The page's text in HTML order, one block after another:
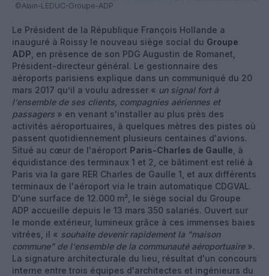
©Alain-LEDUC-Groupe-ADP
Le Président de la République François Hollande a
inauguré à Roissy le nouveau siège social du Groupe
ADP , en présence de son PDG Augustin de Romanet,
Président-directeur général. Le gestionnaire des
aéroports parisiens explique dans un communiqué du 20
mars 2017 qu’il a voulu adresser « un signal fort à
l'ensemble de ses clients, compagnies aériennes et
passagers » en venant s'installer au plus près des
activités aéroportuaires, à quelques mètres des pistes où
passent quotidiennement plusieurs centaines d'avions.
Situé au cœur de l'aéroport Paris-Charles de Gaulle , à
équidistance des terminaux 1 et 2, ce bâtiment est relié à
Paris via la gare RER Charles de Gaulle 1, et aux différents
terminaux de l'aéroport via le train automatique CDGVAL.
D'une surface de 12.000 m², le siège social du Groupe
ADP accueille depuis le 13 mars 350 salariés. Ouvert sur
le monde extérieur, lumineux grâce à ces immenses baies
vitrées, il « souhaite devenir rapidement la "maison
commune" de l'ensemble de la communauté aéroportuaire».
La signature architecturale du lieu, résultat d'un concours
interne entre trois équipes d'architectes et ingénieurs du